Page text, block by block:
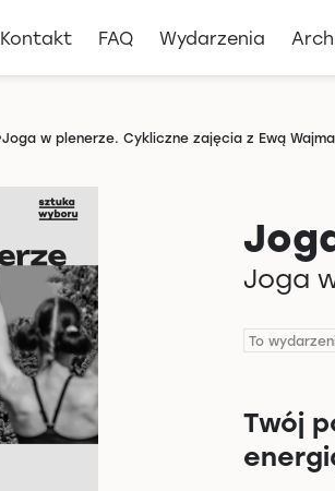
Kontakt FAQ Wydarzenia
Joga w plenerze. Cykliczne zajęcia z Ewą
Joga
To
Twój